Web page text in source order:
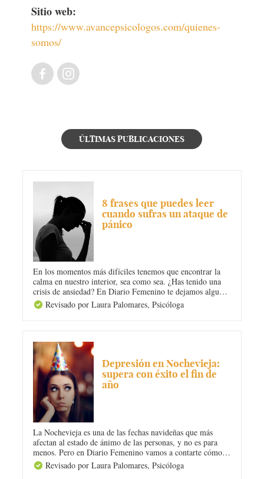
Sitio web:
https://www.avancepsicologos.com/quienes-
somos/
ÚLTIMAS PUBLICACIONES
8 frases que puedes leer
cuando sufras un ataque de
pánico
En los momentos más difíciles tenemos que encontrar la
calma en nuestro interior, sea como sea. ¿Has tenido una
crisis de ansiedad? En Diario Femenino te dejamos algunas
frases que puedes leer cuando sufras un ataque de pánico.
¡Te ayudarán a sentirte mucho mejor!
Revisado por Laura Palomares,Psicóloga
Depresión en Nochevieja:
supera con éxito el fin de
año
La Nochevieja es una de las fechas navideñas que más
afectan al estado de ánimo de las personas, y no es para
menos. Pero en Diario Femenino vamos a contarte cómo
superar con éxito el fin de año y la depresión en
Nochevieja para que puedas brindar con una enorme
Revisado por Laura Palomares,Psicóloga